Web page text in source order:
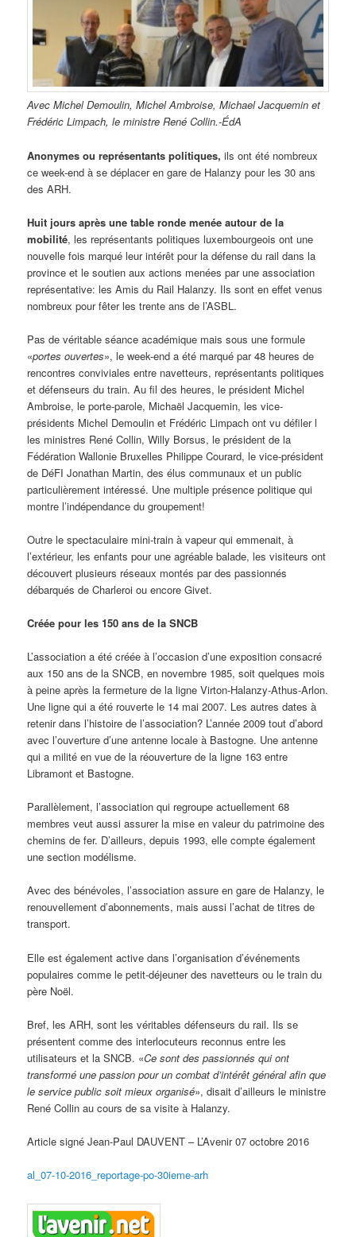
Avec Michel Demoulin, Michel Ambroise, Michael Jacquemin et
Frédéric Limpach, le ministre René Collin.-ÉdA
Anonymes ou représentants politiques, ils ont été nombreux
ce week-end à se déplacer en gare de Halanzy pour les 30 ans
des ARH.
Huit jours après une table ronde menée autour de la
mobilité, les représentants politiques luxembourgeois ont une
nouvelle fois marqué leur intérêt pour la défense du rail dans la
province et le soutien aux actions menées par une association
représentative: les Amis du Rail Halanzy. Ils sont en effet venus
nombreux pour fêter les trente ans de l’ASBL.
Pas de véritable séance académique mais sous une formule
«portes ouvertes», le week-end a été marqué par 48 heures de
rencontres conviviales entre navetteurs, représentants politiques
et défenseurs du train. Au fil des heures, le président Michel
Ambroise, le porte-parole, Michaël Jacquemin, les vice-
présidents Michel Demoulin et Frédéric Limpach ont vu défiler l
les ministres René Collin, Willy Borsus, le président de la
Fédération Wallonie Bruxelles Philippe Courard, le vice-président
de DéFI Jonathan Martin, des élus communaux et un public
particulièrement intéressé. Une multiple présence politique qui
montre l’indépendance du groupement!
Outre le spectaculaire mini-train à vapeur qui emmenait, à
l’extérieur, les enfants pour une agréable balade, les visiteurs ont
découvert plusieurs réseaux montés par des passionnés
débarqués de Charleroi ou encore Givet.
Créée pour les 150 ans de la SNCB
L’association a été créée à l’occasion d’une exposition consacré
aux 150 ans de la SNCB, en novembre 1985, soit quelques mois
à peine après la fermeture de la ligne Virton-Halanzy-Athus-Arlon.
Une ligne qui a été rouverte le 14 mai 2007. Les autres dates à
retenir dans l’histoire de l’association? L’année 2009 tout d’abord
avec l’ouverture d’une antenne locale à Bastogne. Une antenne
qui a milité en vue de la réouverture de la ligne 163 entre
Libramont et Bastogne.
Parallèlement, l’association qui regroupe actuellement 68
membres veut aussi assurer la mise en valeur du patrimoine des
chemins de fer. D’ailleurs, depuis 1993, elle compte également
une section modélisme.
Avec des bénévoles, l’association assure en gare de Halanzy, le
renouvellement d’abonnements, mais aussi l’achat de titres de
transport.
Elle est également active dans l’organisation d’événements
populaires comme le petit-déjeuner des navetteurs ou le train du
père Noël.
Bref, les ARH, sont les véritables défenseurs du rail. Ils se
présentent comme des interlocuteurs reconnus entre les
utilisateurs et la SNCB. «Ce sont des passionnés qui ont
transformé une passion pour un combat d’intérêt général afin que
le service public soit mieux organisé», disait d’ailleurs le ministre
René Collin au cours de sa visite à Halanzy.
Article signé Jean-Paul DAUVENT – L’Avenir 07 octobre 2016
al_07-10-2016_reportage-po-30ieme-arh